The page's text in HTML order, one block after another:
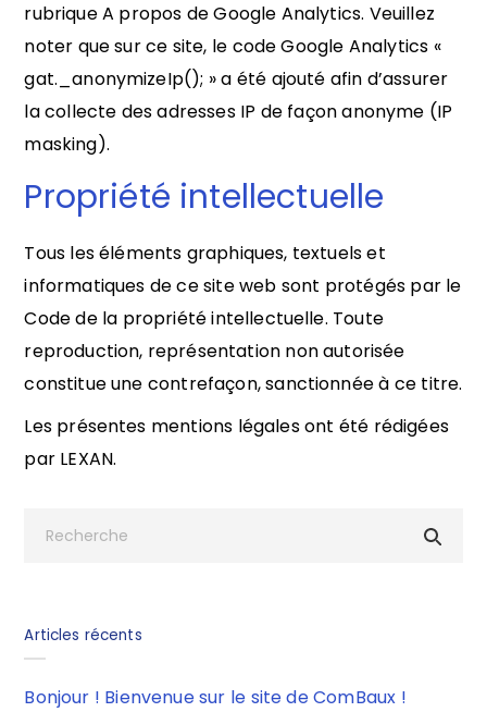
rubrique A propos de Google Analytics. Veuillez
noter que sur ce site, le code Google Analytics «
gat._anonymizeIp(); » a été ajouté afin d’assurer
la collecte des adresses IP de façon anonyme (IP
masking).
Propriété intellectuelle
Tous les éléments graphiques, textuels et
informatiques de ce site web sont protégés par le
Code de la propriété intellectuelle. Toute
reproduction, représentation non autorisée
constitue une contrefaçon, sanctionnée à ce titre.
Les présentes mentions légales ont été rédigées
par LEXAN.
Articles récents
Bonjour ! Bienvenue sur le site de ComBaux !